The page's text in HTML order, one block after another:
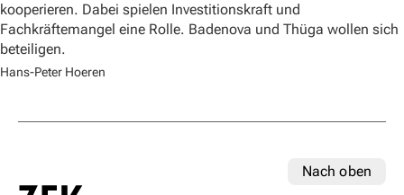
kooperieren. Dabei spielen Investitionskraft und
Fachkräftemangel eine Rolle. Badenova und Thüga wollen sich
beteiligen.
Hans-Peter Hoeren
Nach oben